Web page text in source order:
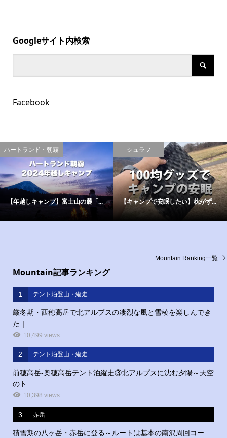
Googleサイト内検索
Facebook
ハートランド・朝霧
【年越しキャンプ】富士山の麓「...
シュラフ
【キャンプで安眠したい】枕がず...
Mountain記事ランキング
1 テント泊登山・縦走
厳冬期・西穂高岳で北アルプスの凄烈な風と雪稜を楽しんでき
た｜...
10,499 views
2 テント泊登山・縦走
前穂高岳‐奥穂高岳テント泊縦走③北アルプスに沈む夕陽～天空
のト...
10,398 views
3 赤岳
積雪期の八ヶ岳・赤岳に登る～ルートは基本の南沢周回コー
Mountain Ranking一覧